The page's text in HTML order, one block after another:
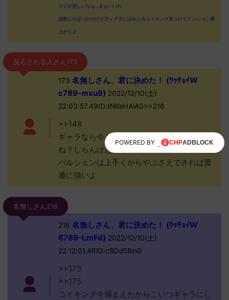
マジか悲しいなぁ…まぁいいわ
起動したばっかだけどディグダにはねとるコイキング見つけてテンション爆
上がりよ
反応される人さん173
173 名無しさん、君に決めた！ (ﾜｯﾁｮｲW
c789-mxu9) 2022/12/10(土)
22:03:57.49ID:tNKeHAiA0>>216
>>148
ギャラなら今も普通に使い方次第なんじゃ
ね？しらんけど
パルシェンは上手くからやぶさえできれば普
通に強いよ
名無しさん216
216 名無しさん、君に決めた！ (ﾜｯﾁｮｲW
6789-LmFd) 2022/12/10(土)
22:12:01.49ID:cBDd58in0
>>173
>>175
コイキング今捕まえたからこいつギャラにし
POWERED BY